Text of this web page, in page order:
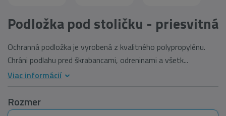
Podložka pod stoličku - priesvitná
Ochranná podložka je vyrobená z kvalitného polypropylénu.
Chráni podlahu pred škrabancami, odreninami a všetk...
Viac informácií
Rozmer